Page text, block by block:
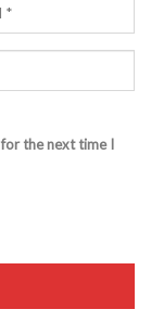
the next time I